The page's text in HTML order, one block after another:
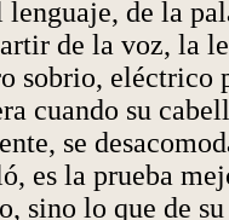
lenguaje, de la
de la voz, la
sobrio, eléctrico
cuando su
se
es la prueba
sino lo que de